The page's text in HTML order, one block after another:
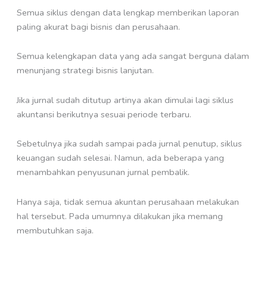
Semua siklus dengan data lengkap memberikan laporan
paling akurat bagi bisnis dan perusahaan.
Semua kelengkapan data yang ada sangat berguna dalam
menunjang strategi bisnis lanjutan.
Jika jurnal sudah ditutup artinya akan dimulai lagi siklus
akuntansi berikutnya sesuai periode terbaru.
Sebetulnya jika sudah sampai pada jurnal penutup, siklus
keuangan sudah selesai. Namun, ada beberapa yang
menambahkan penyusunan jurnal pembalik.
Hanya saja, tidak semua akuntan perusahaan melakukan
hal tersebut. Pada umumnya dilakukan jika memang
membutuhkan saja.